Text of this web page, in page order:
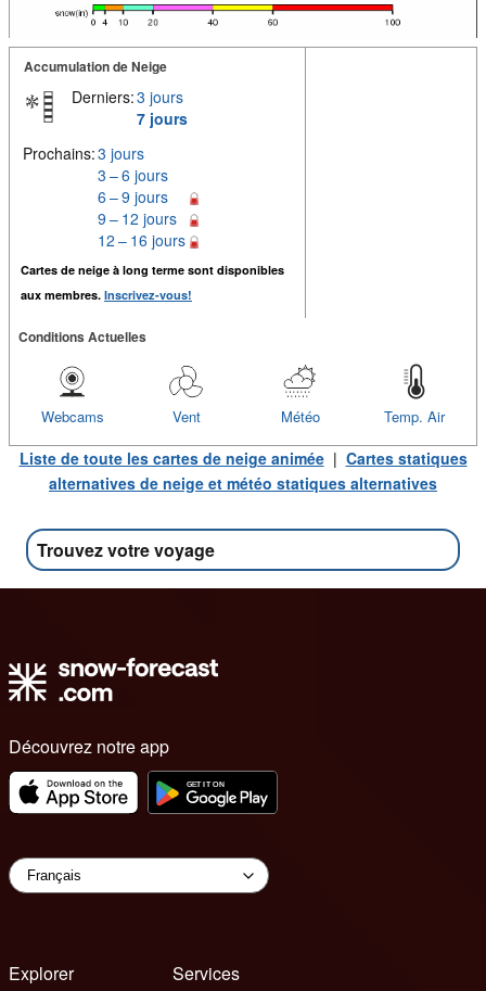
Accumulation de Neige
Derniers:3 jours
7 jours
Prochains:3 jours
3 – 6 jours
6 – 9 jours
9 – 12 jours
12 – 16 jours
Cartes de neige à long terme sont disponibles
aux membres. Inscrivez-vous!
Conditions Actuelles
Temp. Air
Météo
Vent
Webcams
Liste de toute les cartes de neige animée| Cartes statiques
alternatives de neige et météo statiques alternatives
Trouvez votre voyage
Découvrez notre app
Explorer
Services